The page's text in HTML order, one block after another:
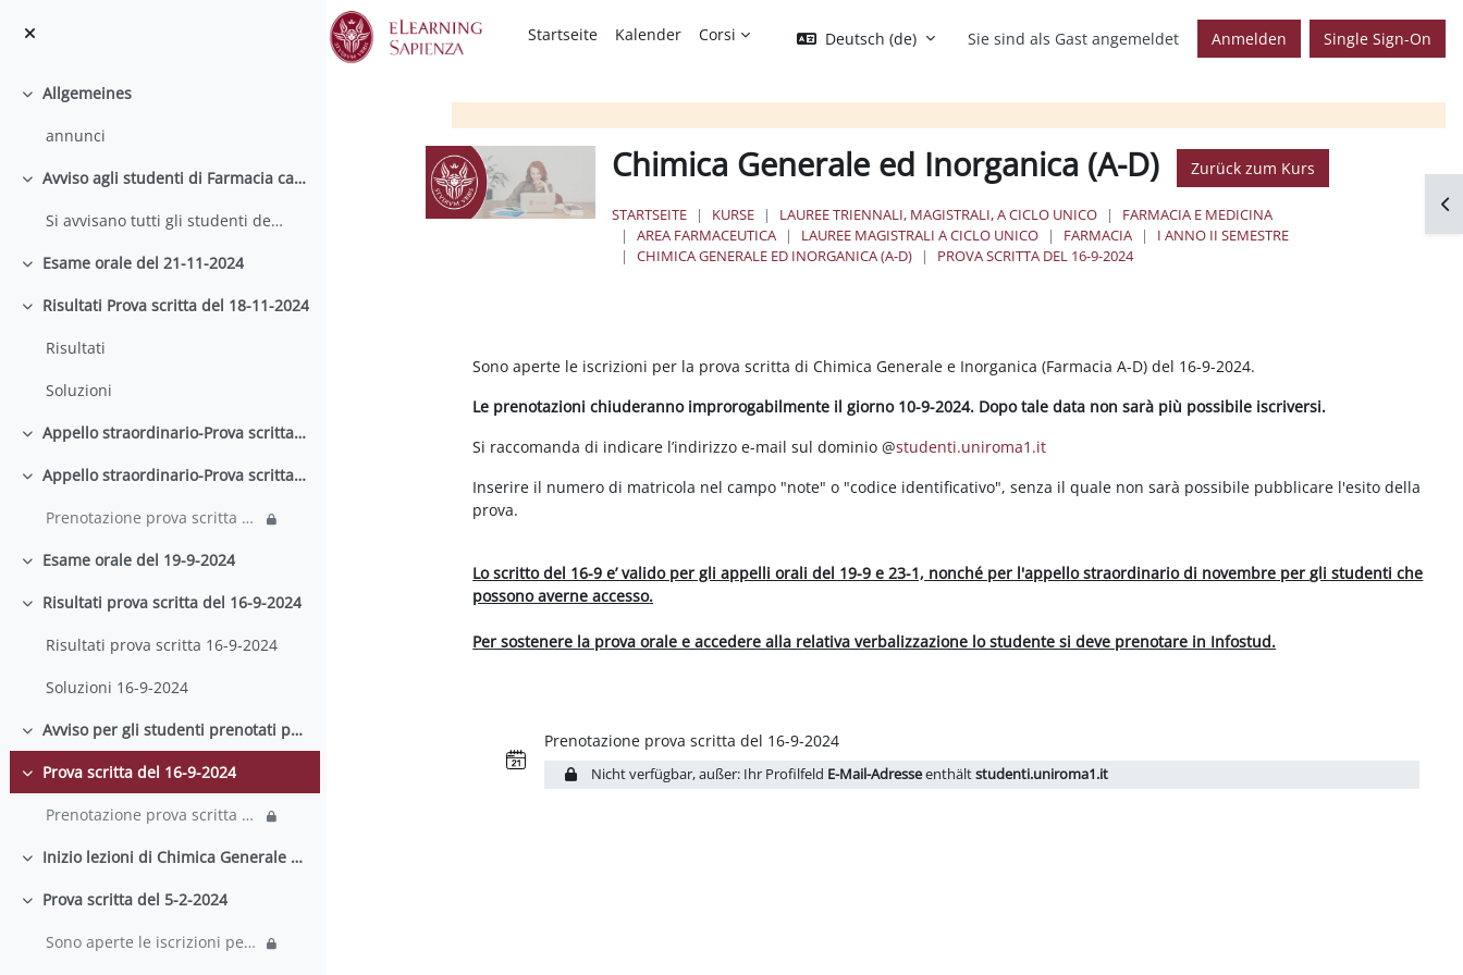
Startseite Kalender Corsi Deutsch ‎(de)‎ Sie sind als Gast angemeldet Anmelden Single Sign-On
Einklappen
Allgemeines
annunci
Einklappen Avviso agli studenti di Farmacia canale A-D
Si avvisano tutti gli studenti del canale A-D di F...
Einklappen
Esame orale del 21-11-2024
Einklappen
Risultati Prova scritta del 18-11-2024
Risultati
Soluzioni
Einklappen Appello straordinario-Prova scritta del 18-11-2024
Einklappen Appello straordinario-Prova scritta del 18-11-2024
Prenotazione prova scritta 18-11-2024
Einklappen
Esame orale del 19-9-2024
Einklappen
Risultati prova scritta del 16-9-2024
Risultati prova scritta 16-9-2024
Soluzioni 16-9-2024
Einklappen Avviso per gli studenti prenotati per lo scritto del 16-9-2024
Einklappen
Prova scritta del 16-9-2024
Prenotazione prova scritta del 16-9-2024
Einklappen Inizio lezioni di Chimica Generale ed Inorganica - (Canale A-D) - Prof.ssa Giulia de Petris
Einklappen
Prova scritta del 5-2-2024
Sono aperte le iscrizioni per la prova scritta di ...
Chimica Generale ed Inorganica (A-D) Zurück zum Kurs
STARTSEITE KURSE LAUREE TRIENNALI, MAGISTRALI, A CICLO UNICO
FARMACIA E MEDICINA
AREA FARMACEUTICA
LAUREE MAGISTRALI A CICLO UNICO FARMACIA
I ANNO II SEMESTRE
CHIMICA GENERALE ED INORGANICA (A-D)
PROVA SCRITTA DEL 16-9-2024
Sono aperte le iscrizioni per la prova scritta di Chimica Generale e Inorganica (Farmacia A-D) del 16-9-2024.
Le prenotazioni chiuderanno improrogabilmente il giorno 10-9-2024. Dopo tale data non sarà più possibile iscriversi.
Si raccomanda di indicare l’indirizzo e-mail sul dominio @studenti.uniroma1.it
Inserire il numero di matricola nel campo "note" o "codice identificativo", senza il quale non sarà possibile pubblicare l'esito della
prova.
Lo scritto del 16-9 e’ valido per gli appelli orali del 19-9 e 23-1, nonché per l'appello straordinario di novembre pergli studenti che
possono averne accesso.
Per sostenere la prova orale e accedere alla relativa verbalizzazione lo studente si deve prenotare in Infostud.
Prenotazione prova scritta del 16-9-2024Reservierung
Nicht verfügbar, außer: Ihr Profilfeld E-Mail-Adresseenthältstudenti.uniroma1.it